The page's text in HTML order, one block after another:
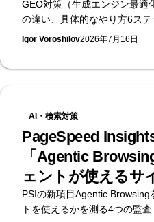
か、外部の制作会社かフリー
ぞれのメリットとデメリット
GEO対策（生成エンジン最適
の違い、具体的なやり方6ス
時点の公開データで整理。無
Igor Voroshilov2026年7月16日
AI・検索対策
PageSpeed
「Agentic
ェントが使えるサ
PSIの新項目Agentic
トを使えるかを測る4つの監